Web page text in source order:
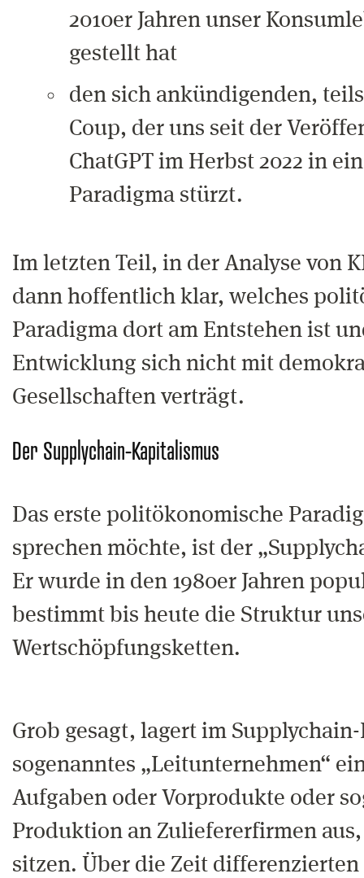
2010er Jahren unser
gestellt hat
den sich ankündigenden,
Coup, der uns seit der
ChatGPT im Herbst 2022 in
Paradigma stürzt.
Im letzten Teil, in der Analyse von
dann hoffentlich klar, welches
Paradigma dort am Entstehen ist
Entwicklung sich nicht mit
Gesellschaften verträgt.
Der Supplychain-Kapitalismus
Das erste politökonomische
sprechen möchte, ist der
Er wurde in den 1980er Jahren
bestimmt bis heute die Struktur
Wertschöpfungsketten.
Grob gesagt, lagert im
sogenanntes „Leitunternehmen“
Aufgaben oder Vorprodukte oder
Produktion an Zuliefererfirmen
sitzen. Über die Zeit differenzierten